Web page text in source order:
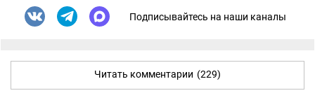
Подписывайтесь на наши каналы
Читать комментарии (229)